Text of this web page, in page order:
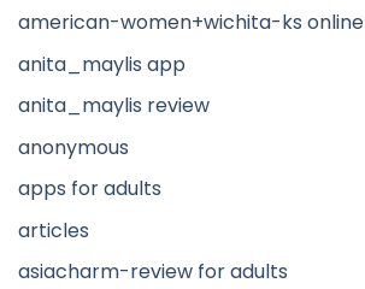
american-women+wichita-ks online
anita_maylis app
anita_maylis review
anonymous
apps for adults
articles
asiacharm-review for adults